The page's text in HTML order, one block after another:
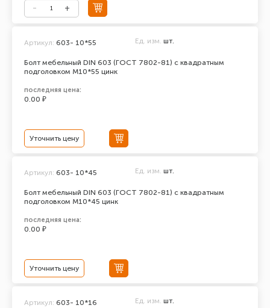
Болт мебельный DIN 603 (ГОСТ 7802-81) с квадратным
подголовком М10*55 цинк
Артикул: 603- 10*55 Ед. изм. шт.
последняя цена:
0.00 ₽
Уточнить цену
Болт мебельный DIN 603 (ГОСТ 7802-81) с квадратным
подголовком М10*45 цинк
Артикул: 603- 10*45 Ед. изм. шт.
последняя цена:
0.00 ₽
Уточнить цену
Артикул: 603- 10*16 Ед. изм. шт.